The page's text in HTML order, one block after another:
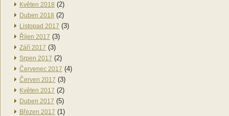
Květen 2018 (2)
Duben 2018 (2)
Listopad 2017 (3)
Říjen 2017 (3)
Září 2017 (3)
Srpen 2017 (2)
Červenec 2017 (4)
Červen 2017 (3)
Květen 2017 (2)
Duben 2017 (5)
Březen 2017 (1)